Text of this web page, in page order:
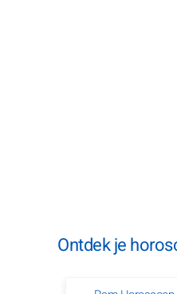
Ontdek je